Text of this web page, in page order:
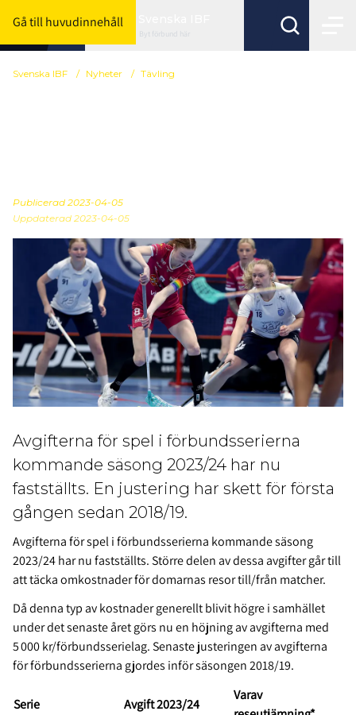
Gå till huvudinnehåll
Byt förbund här
Svenska IBF / Nyheter / Tävling
Publicerad 2023-04-05
Uppdaterad 2023-04-05
Avgifterna för spel i förbundsserierna
kommande säsong 2023/24 har nu
fastställts. En justering har skett för första
gången sedan 2018/19.
Avgifterna för spel i förbundsserierna kommande säsong
2023/24 har nu fastställts. Större delen av dessa avgifter går till
att täcka omkostnader för domarnas resor till/från matcher.
Då denna typ av kostnader generellt blivit högre i samhället
under det senaste året görs nu en höjning av avgifterna med
5 000 kr/förbundsserielag. Senaste justeringen av avgifterna
för förbundsserierna gjordes inför säsongen 2018/19.
Serie Avgift 2023/24
Varav